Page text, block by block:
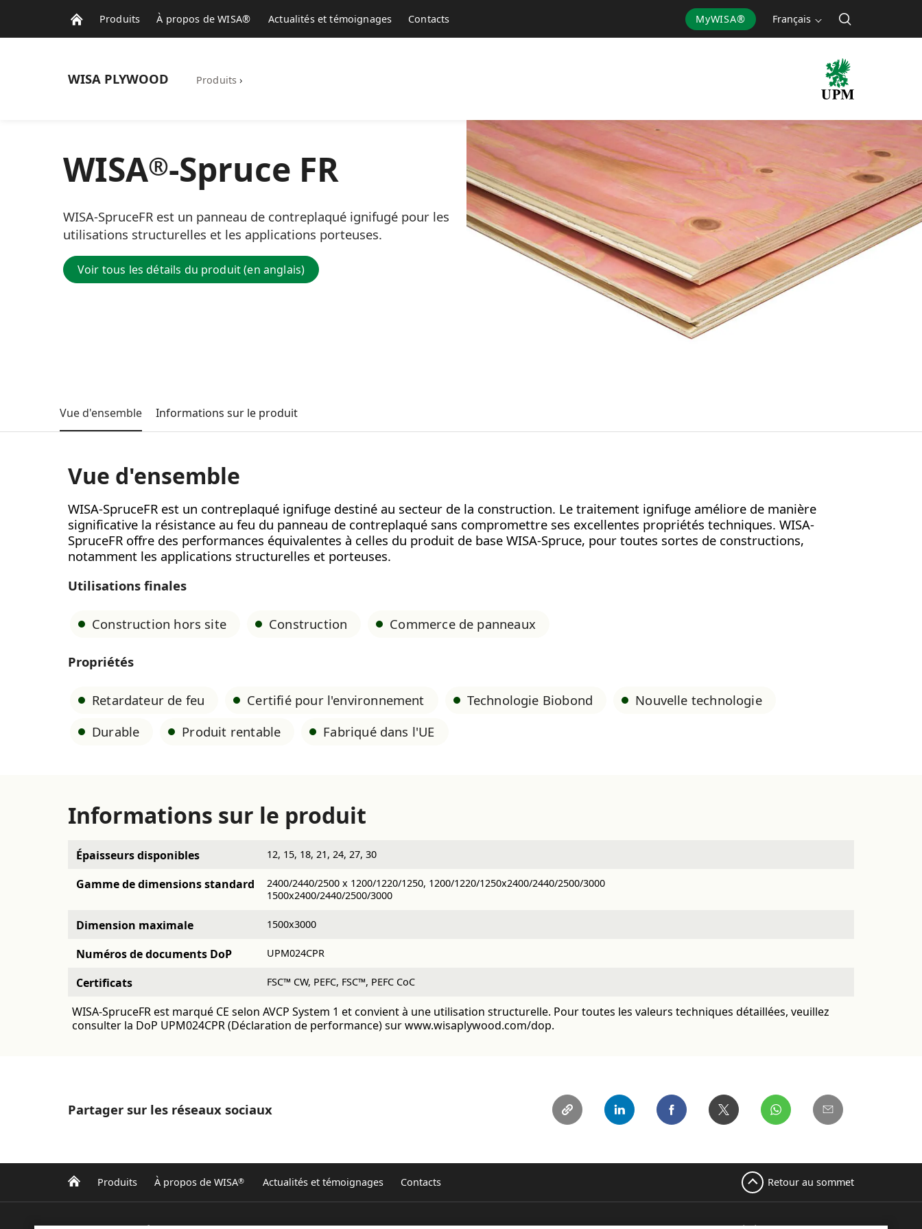
MyWISA® Français
Produits À propos de WISA® Actualités et témoignages Contacts
WISA PLYWOOD Produits ›
WISA®-Spruce FR
WISA-SpruceFR est un panneau de contreplaqué ignifugé pour les
utilisations structurelles et les applications porteuses.
Voir tous les détails du produit (en anglais)
Vue d'ensemble Informations sur le produit
Vue d'ensemble
WISA-SpruceFR est un contreplaqué ignifuge destiné au secteur de la construction. Le traitement ignifuge améliore de manière
significative la résistance au feu du panneau de contreplaqué sans compromettre ses excellentes propriétés techniques. WISA-
SpruceFR offre des performances équivalentes à celles du produit de base WISA-Spruce, pour toutes sortes de constructions,
notamment les applications structurelles et porteuses.
Utilisations finales
Construction hors site Construction Commerce de panneaux
Propriétés
Retardateur de feu Certifié pour l'environnement Technologie Biobond
Nouvelle technologie
Durable
Produit rentable Fabriqué dans l'UE
Informations sur le produit
Épaisseurs disponibles 12, 15, 18, 21, 24, 27, 30
Gamme de dimensions standard
2400/2440/2500 x 1200/1220/1250, 1200/1220/1250x2400/2440/2500/3000
1500x2400/2440/2500/3000
Dimension maximale 1500x3000
Numéros de documents DoP UPM024CPR
Certificats FSC™ CW, PEFC, FSC™, PEFC CoC
WISA-SpruceFR est marqué CE selon AVCP System 1 et convient à une utilisation structurelle. Pour toutes les valeurs techniques détaillées, veuillez
consulter la DoP UPM024CPR (Déclaration de performance) sur www.wisaplywood.com/dop.
Partager sur les réseaux sociaux
Produits À propos de WISA® Actualités et témoignages Contacts Retour au sommet